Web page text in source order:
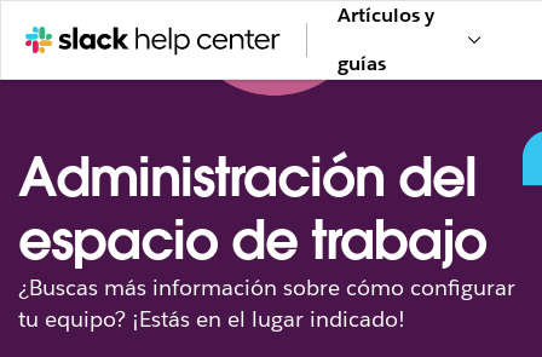
Artículos y
guías
Administración del
espacio de trabajo
¿Buscas más información sobre cómo configurar
tu equipo? ¡Estás en el lugar indicado!